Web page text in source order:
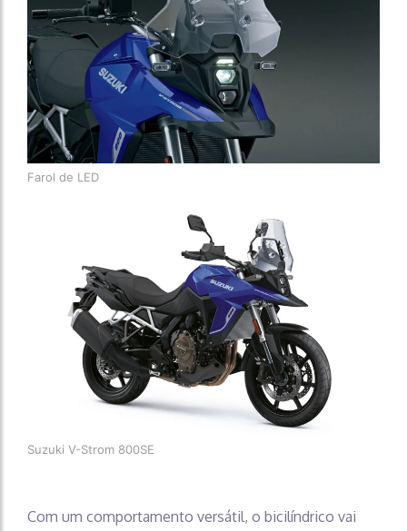
Farol de LED
Suzuki V-Strom 800SE
Com um comportamento versátil, o bicilíndrico vai